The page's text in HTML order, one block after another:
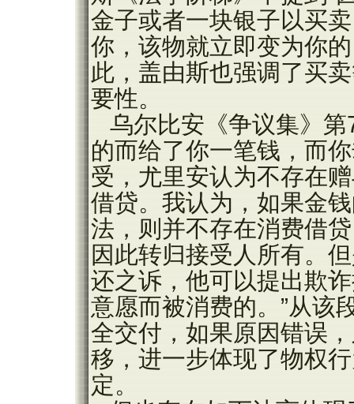
金子或者一块银子以买
你，该物就立即变为你
此，盖由斯也强调了买
要性。
乌尔比安《争议集》
的而给了你一笔钱，而
受，尤里安认为不存在
借贷。我认为，如果金
法，则并不存在消费借
因此转归接受人所有。
还之诉，他可以提出欺
意愿而被消费的。”从该
全交付，如果原因错误
移，进一步体现了物权
定。